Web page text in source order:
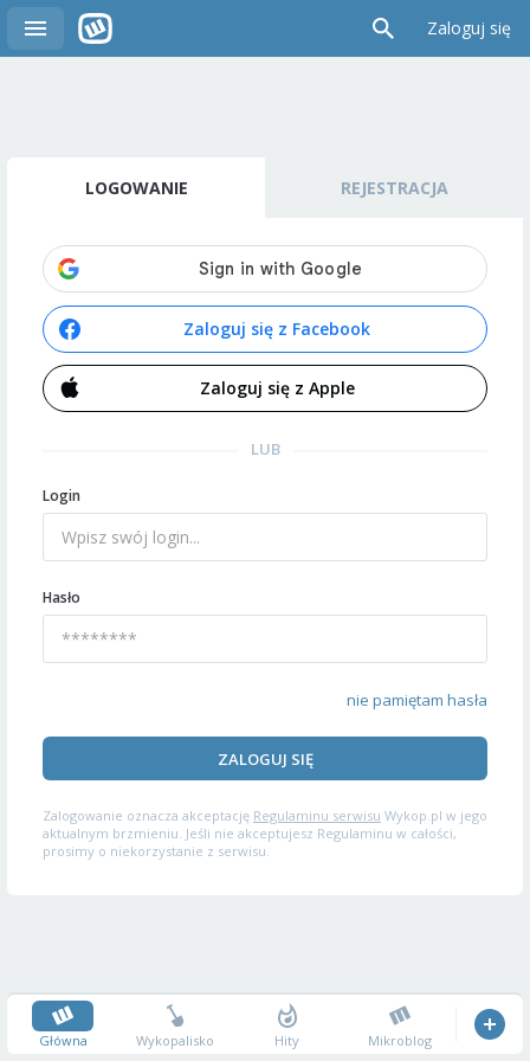
Zaloguj się
LOGOWANIE REJESTRACJA
Zaloguj się z Facebook
Zaloguj się z Apple
LUB
Login
Hasło
nie pamiętam hasła
ZALOGUJ SIĘ
Zalogowanie oznacza akceptację Regulaminu serwisu Wykop.pl w jego
aktualnym brzmieniu. Jeśli nie akceptujesz Regulaminu w całości,
prosimy o niekorzystanie z serwisu.
Główna Wykopalisko Hity Mikroblog